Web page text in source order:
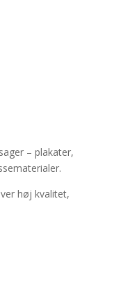
– plakater,
høj kvalitet,